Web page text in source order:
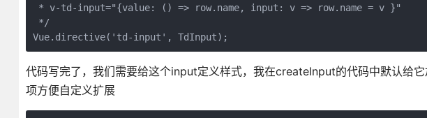
* v-td-input="{value: () => row.name, input: v => row.name = v }"
*/
Vue.directive('td-input', TdInput);
代码写完了，我们需要给这个input定义样式，我在createInput的代码中默认给
项方便自定义扩展